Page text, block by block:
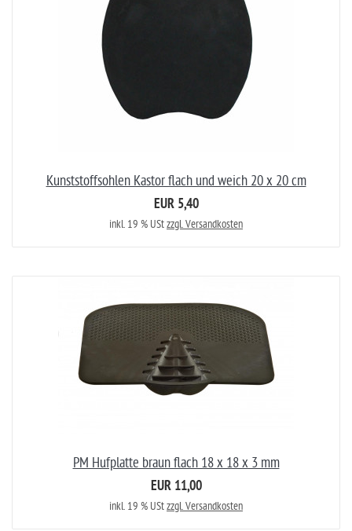
Kunststoffsohlen Kastor flach und weich 20 x 20 cm
EUR 5,40
inkl. 19 % UStzzgl. Versandkosten
PM Hufplatte braun flach 18 x 18 x 3 mm
EUR 11,00
inkl. 19 % UStzzgl. Versandkosten